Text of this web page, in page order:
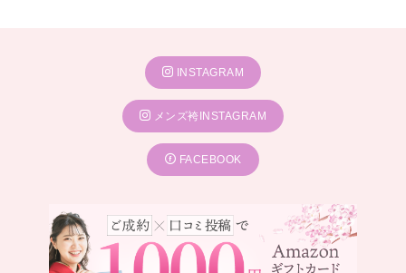
INSTAGRAM
メンズ袴INSTAGRAM
FACEBOOK